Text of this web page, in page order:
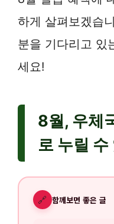
하게 살펴보겠습
분을 기다리고 있
세요!
8월, 우체
로 누릴 수
🔗 함께보면 좋은 글